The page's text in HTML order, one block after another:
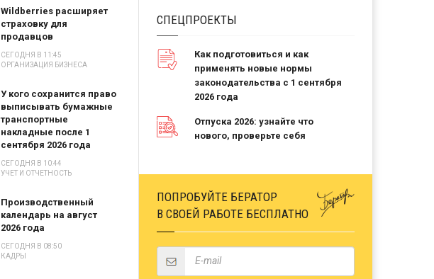
Wildberries расширяет
страховку для
продавцов
СЕГОДНЯ В 11:45
ОРГАНИЗАЦИЯ БИЗНЕСА
У кого сохранится право
выписывать бумажные
транспортные
накладные после 1
сентября 2026 года
СЕГОДНЯ В 10:44
УЧЕТ И ОТЧЕТНОСТЬ
Производственный
календарь на август
2026 года
СЕГОДНЯ В 08:50
КАДРЫ
СПЕЦПРОЕКТЫ
Как подготовиться и как
применять новые нормы
законодательства с 1 сентября
2026 года
Отпуска 2026: узнайте что
нового, проверьте себя
ПОПРОБУЙТЕ БЕРАТОР
В СВОЕЙ РАБОТЕ БЕСПЛАТНО